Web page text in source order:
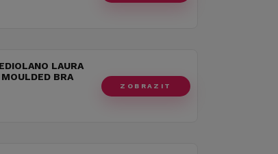
LAURA
BRA
ZOBRAZIT